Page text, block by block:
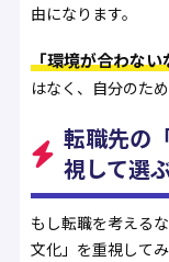
由になります。
「環境が合わな
はなく、自分のた
転職先の
視して選
もし転職を考える
文化」を重視してみ